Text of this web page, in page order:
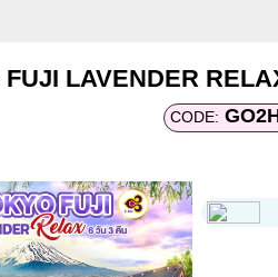
FUJI LAVENDER
CODE: